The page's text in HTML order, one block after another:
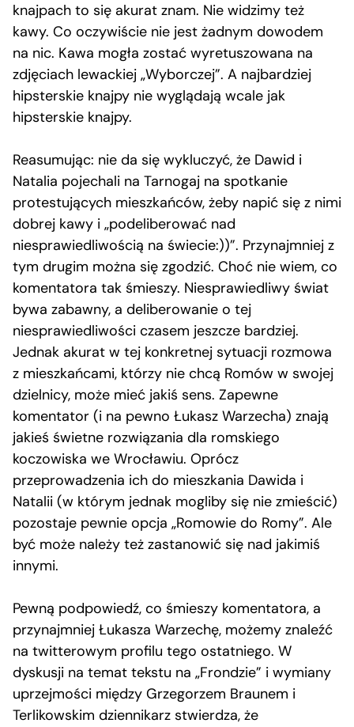
knajpach to się akurat znam. Nie widzimy też
kawy. Co oczywiście nie jest żadnym dowodem
na nic. Kawa mogła zostać wyretuszowana na
zdjęciach lewackiej „Wyborczej”. A najbardziej
hipsterskie knajpy nie wyglądają wcale jak
hipsterskie knajpy.
Reasumując: nie da się wykluczyć, że Dawid i
Natalia pojechali na Tarnogaj na spotkanie
protestujących mieszkańców, żeby napić się z nimi
dobrej kawy i „podeliberować nad
niesprawiedliwością na świecie:))”. Przynajmniej z
tym drugim można się zgodzić. Choć nie wiem, co
komentatora tak śmieszy. Niesprawiedliwy świat
bywa zabawny, a deliberowanie o tej
niesprawiedliwości czasem jeszcze bardziej.
Jednak akurat w tej konkretnej sytuacji rozmowa
z mieszkańcami, którzy nie chcą Romów w swojej
dzielnicy, może mieć jakiś sens. Zapewne
komentator (i na pewno Łukasz Warzecha) znają
jakieś świetne rozwiązania dla romskiego
koczowiska we Wrocławiu. Oprócz
przeprowadzenia ich do mieszkania Dawida i
Natalii (w którym jednak mogliby się nie zmieścić)
pozostaje pewnie opcja „Romowie do Romy”. Ale
być może należy też zastanowić się nad jakimiś
innymi.
Pewną podpowiedź, co śmieszy komentatora, a
przynajmniej Łukasza Warzechę, możemy znaleźć
na twitterowym profilu tego ostatniego. W
dyskusji na temat tekstu na „Frondzie” i wymiany
uprzejmości między Grzegorzem Braunem i
Terlikowskim dziennikarz stwierdza, że